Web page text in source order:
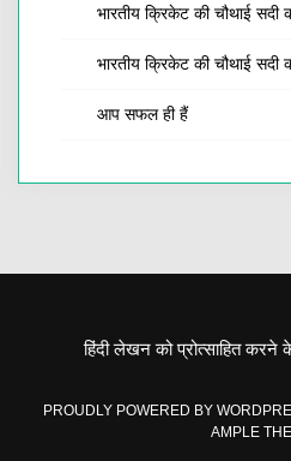
भारतीय क्रिकेट की चौथाई
भारतीय क्रिकेट की चौथाई सदी
आप सफल ही हैं
हिंदी लेखन को प्रोत्साहित करने
PROUDLY POWERED BY
AMPLE